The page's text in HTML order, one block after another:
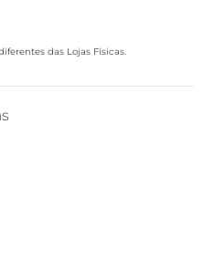
das Lojas Físicas.